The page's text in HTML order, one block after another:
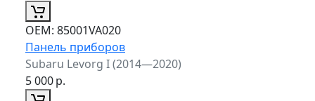
ОЕМ: 85001VA020
Панель приборов
Subaru Levorg I (2014—2020)
5 000р.